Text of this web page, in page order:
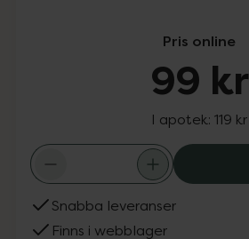
Pris online
99 kr
I apotek: 119 kr
Snabba leveranser
Finns i webblager